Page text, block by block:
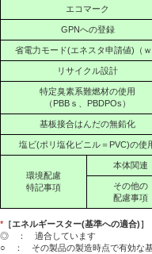
エコマーク
GPNへの登録
省電力モード(エネスタ申請値)（ｗ
リサイクル設計
特定臭素系難燃材の使用
（PBBｓ、PBDPOs）
基板接合はんだの無鉛化
塩ビ(ポリ塩化ビニル＝PVC)の使
環境配慮
特記事項
本体関連
その他の
配慮事項
* ［エネルギースター(基準への適合)］
◎ ： 適合しています
○ ： その製品の製造時点で有効な基